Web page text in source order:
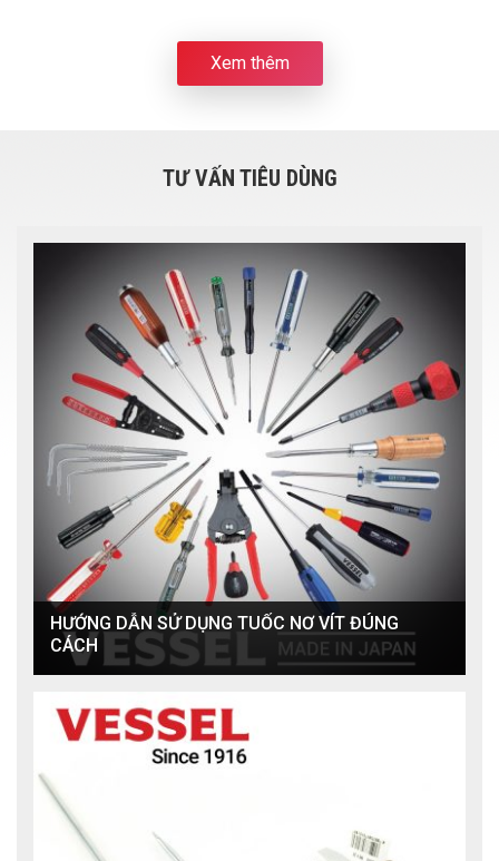
Xem thêm
TƯ VẤN TIÊU DÙNG
HƯỚNG DẪN SỬ DỤNG TUỐC NƠ VÍT ĐÚNG
CÁCH